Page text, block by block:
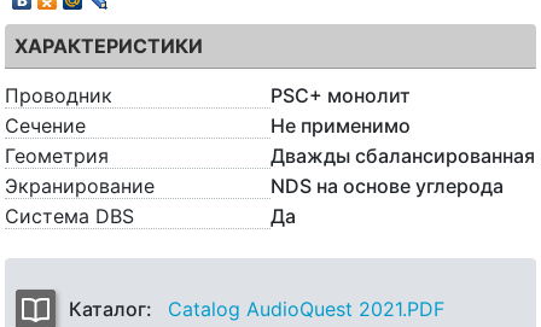
ХАРАКТЕРИСТИКИ
Проводник
PSC+ монолит
Сечение
Не применимо
Геометрия
Дважды сбалансированная
Экранирование
NDS на основе углерода
Система DBS
Да
Каталог: Catalog AudioQuest 2021.PDF